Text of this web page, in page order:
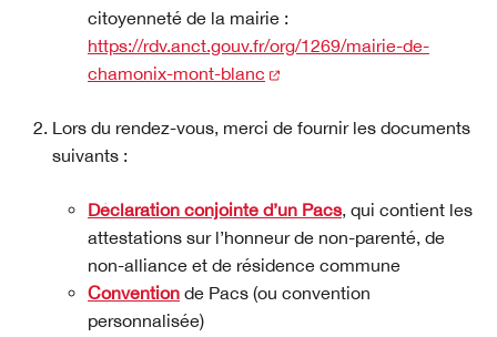
citoyenneté de la mairie :
https://rdv.anct.gouv.fr/org/1269/mairie-de-
chamonix-mont-blanc
(nouvelle fenêtre)
Lors du rendez-vous, merci de fournir les documents
suivants :
Déclaration conjointe d’un Pacs, qui contient les
attestations sur l’honneur de non-parenté, de
non-alliance et de résidence commune
Convention de Pacs (ou convention
personnalisée)